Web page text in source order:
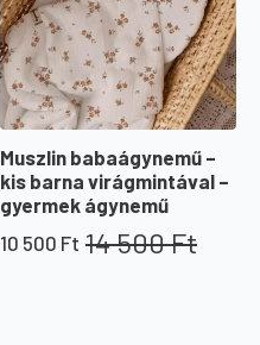
Muszlin babaágynemű –
kis barna virágmintával –
gyermek ágynemű
14 500Ft
Original
10 500 Ft
Current